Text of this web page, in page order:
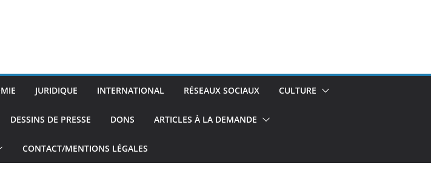
JURIDIQUE INTERNATIONAL RÉSEAUX SOCIAUX CULTURE
DESSINS DE PRESSE DONS ARTICLES À LA DEMANDE
CONTACT/MENTIONS LÉGALES